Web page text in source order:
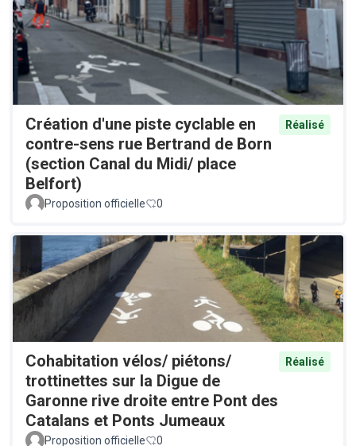
Création d'une piste cyclable en
contre-sens rue Bertrand de Born
(section Canal du Midi/ place
Belfort)
Réalisé
Proposition officielle 0
Cohabitation vélos/ piétons/
trottinettes sur la Digue de
Garonne rive droite entre Pont des
Catalans et Ponts Jumeaux
Réalisé
Proposition officielle 0